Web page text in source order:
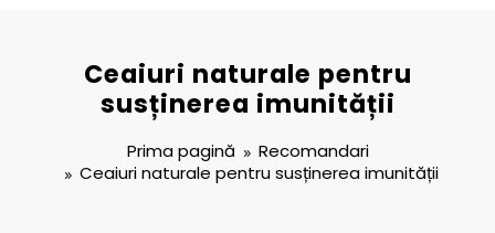
Ceaiuri naturale pentru
susținerea imunității
Prima pagină
Recomandari
Ceaiuri naturale pentru susținerea imunității